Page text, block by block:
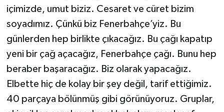
içimizde, umut biziz. Cesaret ve cüret bizim
soyadımız. Çünkü biz Fenerbahçe’yiz. Bu
günlerden hep birlikte çıkacağız. Bu çağı kapatıp
yeni bir çağ açacağız, Fenerbahçe çağı. Bunu hep
beraber başaracağız. Biz olarak yapacağız.
Elbette hiç de kolay bir şey değil, tarif ettiğimiz.
40 parçaya bölünmüş gibi görünüyoruz. Gruplar,